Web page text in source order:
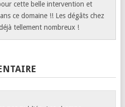
cette belle intervention et
ce domaine !! Les dégâts chez
tellement nombreux !